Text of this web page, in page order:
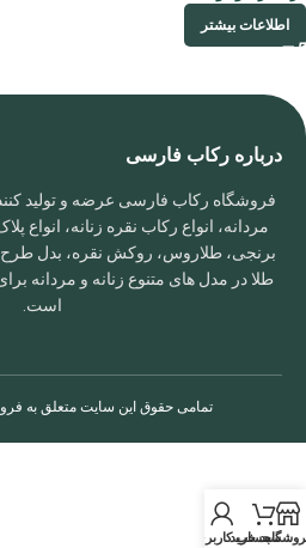
اطلاعات بیشتر
درباره رکاب فارسی
فروشگاه رکاب فارسی عرضه و تولید
مردانه، انواع رکاب نقره زنانه، انواع
برنجی، طلاروس، روکش نقره، بدل
طلا در مدل های متنوع زنانه و مردانه
است.
تمامی حقوق این سایت متعلق به
سبد خرید
حساب کاربری من